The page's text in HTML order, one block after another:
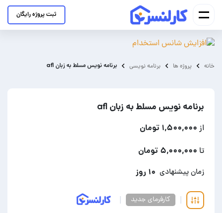
ثبت پروژه رایگان
خانه پروژه ها برنامه نویسی برنامه نویس مسلط به زبان afl
برنامه نویس مسلط به زبان afl
از ۱,۵۰۰,۰۰۰ تومان
تا ۵,۰۰۰,۰۰۰ تومان
زمان پیشنهادی ۱۰ روز
کارفرمای جدید